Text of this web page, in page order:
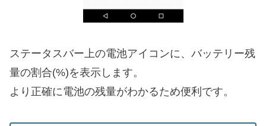
ステータスバー上の電池アイコンに、バッテリー残
量の割合(%)を表示します。
より正確に電池の残量がわかるため便利です。